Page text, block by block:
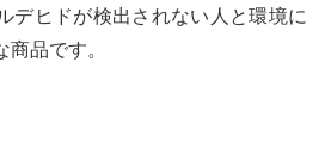
デヒドが検出されない人と環境に
品です。